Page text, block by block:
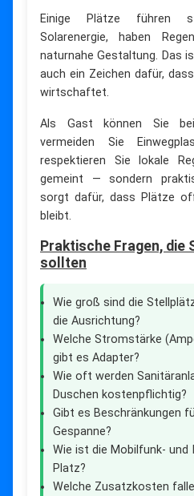
Einige Plätze führen
Solarenergie, haben
naturnahe Gestaltung. Das
auch ein Zeichen dafür,
wirtschaftet.
Als Gast können Sie
vermeiden Sie
respektieren Sie lokale
gemeint — sondern
sorgt dafür, dass Plätze
bleibt.
Praktische Fragen, die
sollten
Wie groß sind die
die Ausrichtung?
Welche Stromstärke
gibt es Adapter?
Wie oft werden
Duschen kostenpflichtig?
Gibt es Beschränkungen
Gespanne?
Wie ist die Mobilfunk-
Platz?
Welche Zusatzkosten